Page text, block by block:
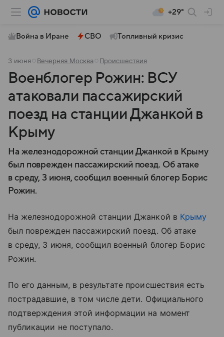
+29°
Война в Иране СВО Топливный кризис
3 июня Вечерняя Москва Происшествия
Военблогер Рожин: ВСУ
атаковали пассажирский
поезд на станции Джанкой в
Крыму
На железнодорожной станции Джанкой в Крыму
был поврежден пассажирский поезд. Об атаке
в среду, 3 июня, сообщил военный блогер Борис
Рожин.
На железнодорожной станции Джанкой в Крыму
был поврежден пассажирский поезд. Об атаке
в среду, 3 июня, сообщил военный блогер Борис
Рожин.
По его данным, в результате происшествия есть
пострадавшие, в том числе дети. Официального
подтверждения этой информации на момент
публикации не поступало.